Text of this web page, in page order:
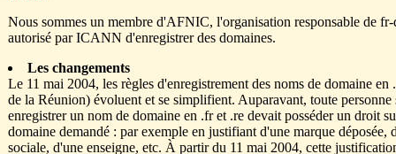
Nous sommes un membre d'AFNIC, l'organisation responsable de fr-
autorisé par ICANN d'enregistrer des domaines.
Les changements
Le 11 mai 2004, les règles d'enregistrement des noms de domaine en
de la Réunion) évoluent et se simplifient. Auparavant, toute personne
enregistrer un nom de domaine en .fr et .re devait posséder un droit
domaine demandé : par exemple en justifiant d'une marque déposée,
sociale, d'une enseigne, etc. À partir du 11 mai 2004, cette